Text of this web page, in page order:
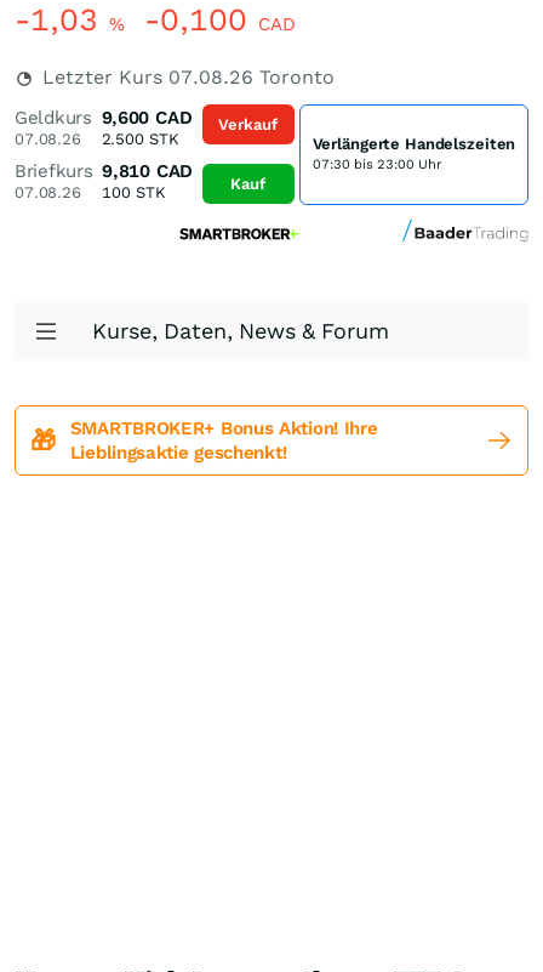
-1,03 % -0,100 CAD
Letzter Kurs 07.08.26 Toronto
Geldkurs
07.08.26
9,600 CAD
2.500STK
Briefkurs
07.08.26
9,810 CAD
100STK
Verkauf
Kauf
Verlängerte Handelszeiten
07:30 bis 23:00 Uhr
Kurse, Daten, News & Forum
🎁
SMARTBROKER+ Bonus Aktion! Ihre
Lieblingsaktie geschenkt!